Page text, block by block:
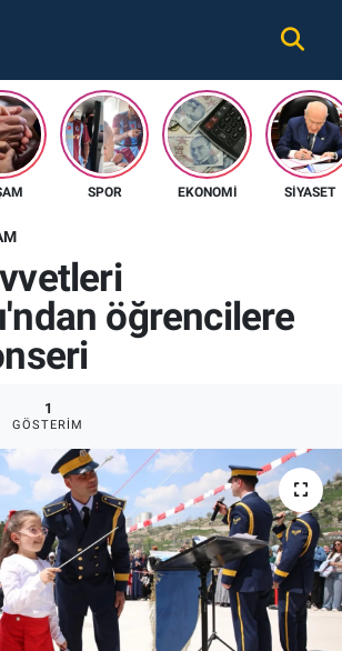
SPOR EKONOMI SIYASET
öğrencilere
1
GÖSTERIM
Durumu ve Fikstür
Haberleri